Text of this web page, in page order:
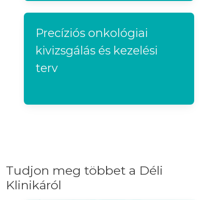
Precíziós onkológiai
kivizsgálás és kezelési
terv
Tudjon meg többet a Déli
Klinikáról